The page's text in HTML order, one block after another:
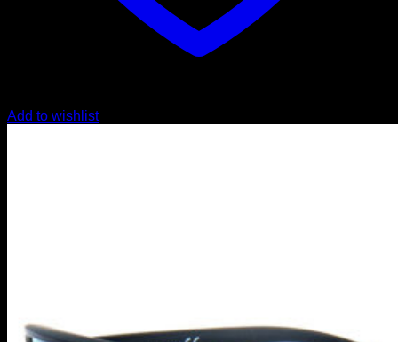
Add to wishlist